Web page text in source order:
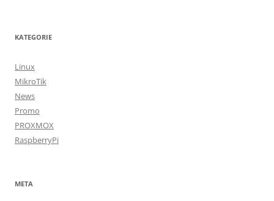
KATEGORIE
Linux
MikroTik
News
Promo
PROXMOX
RaspberryPi
META